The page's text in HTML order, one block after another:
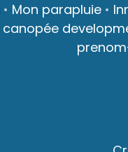
• Mon parapluie •
canopée